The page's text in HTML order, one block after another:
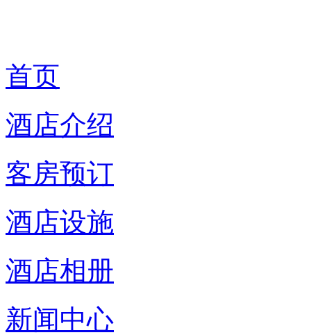
首页
酒店介绍
客房预订
酒店设施
酒店相册
新闻中心